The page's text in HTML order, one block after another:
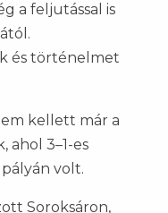
a feljutással is
és történelmet
kellett már a
ahol 3–1-es
volt.
Soroksáron,